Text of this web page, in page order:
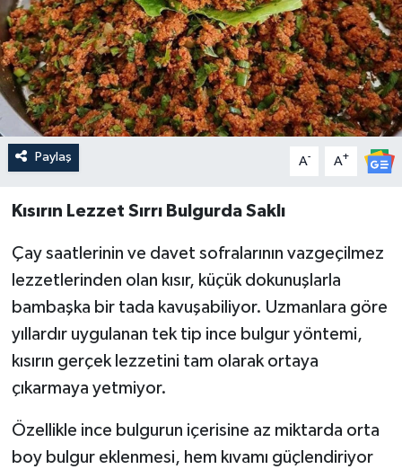
Paylaş A- A+
Kısırın Lezzet Sırrı Bulgurda Saklı
Çay saatlerinin ve davet sofralarının vazgeçilmez
lezzetlerinden olan kısır, küçük dokunuşlarla
bambaşka bir tada kavuşabiliyor. Uzmanlara göre
yıllardır uygulanan tek tip ince bulgur yöntemi,
kısırın gerçek lezzetini tam olarak ortaya
çıkarmaya yetmiyor.
Özellikle ince bulgurun içerisine az miktarda orta
boy bulgur eklenmesi, hem kıvamı güçlendiriyor